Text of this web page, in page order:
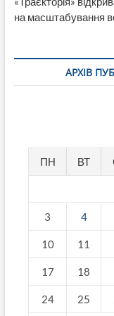
на масштабування
АРХІВ
ПН ВТ
3 4
10 11
17 18
24 25